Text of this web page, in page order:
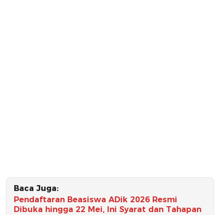
Baca Juga:
Pendaftaran Beasiswa ADik 2026 Resmi
Dibuka hingga 22 Mei, Ini Syarat dan Tahapan